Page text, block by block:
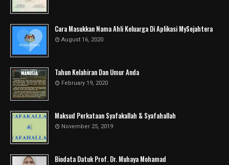
Cara Masukkan Nama Ahli Keluarga Di Aplikasi MySejahtera
August 16, 2020
Tahun Kelahiran Dan Umur Anda
February 19, 2020
Maksud Perkataan Syafakallah & Syafahallah
November 25, 2019
Biodata Datuk Prof. Dr. Muhaya Mohamad